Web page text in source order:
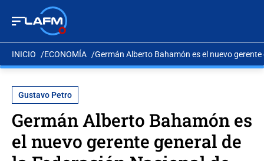
INICIO ECONOMÍA Germán Alberto Bahamón es el nuevo
Gustavo Petro
Germán Alberto Bahamón es
el nuevo gerente general de